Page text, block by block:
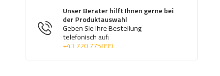
Unser Berater hilft Ihnen gerne bei
der Produktauswahl
Geben Sie Ihre Bestellung
telefonisch auf:
+43 720 775899